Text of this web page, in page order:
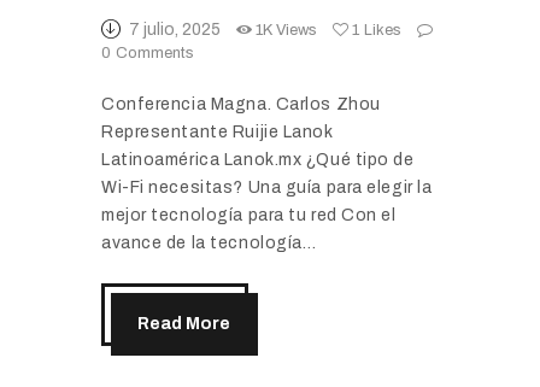
7 julio, 2025 1K Views 1 Likes
0 Comments
Conferencia Magna. Carlos Zhou
Representante Ruijie Lanok
Latinoamérica Lanok.mx ¿Qué tipo de
Wi-Fi necesitas? Una guía para elegir la
mejor tecnología para tu red Con el
avance de la tecnología…
Read More